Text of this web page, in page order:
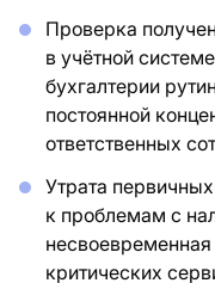
Проверка
в учётной
бухгалтерии
постоянной
ответственных
Утрата
к проблемам с
критических